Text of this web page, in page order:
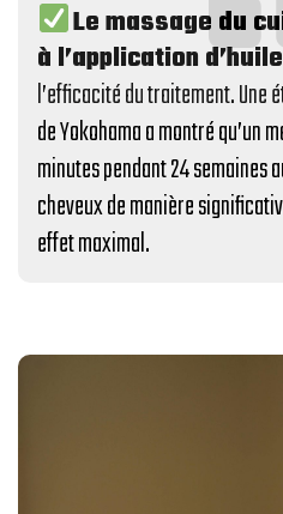
Le massage du
à l’application
l’efficacité du traitement. Une
de Yokohama a montré qu’un
minutes pendant 24 semaines
cheveux de manière
effet maximal.